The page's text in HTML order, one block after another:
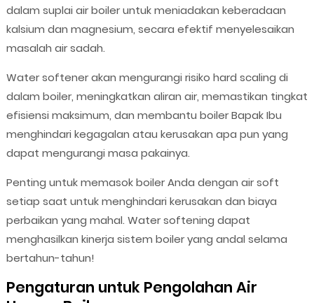
dalam suplai air boiler untuk meniadakan keberadaan
kalsium dan magnesium, secara efektif menyelesaikan
masalah air sadah.
Water softener akan mengurangi risiko hard scaling di
dalam boiler, meningkatkan aliran air, memastikan tingkat
efisiensi maksimum, dan membantu boiler Bapak Ibu
menghindari kegagalan atau kerusakan apa pun yang
dapat mengurangi masa pakainya.
Penting untuk memasok boiler Anda dengan air soft
setiap saat untuk menghindari kerusakan dan biaya
perbaikan yang mahal. Water softening dapat
menghasilkan kinerja sistem boiler yang andal selama
bertahun-tahun!
Pengaturan untuk Pengolahan Air